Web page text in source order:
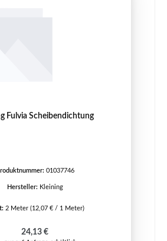
Fulvia Scheibendichtung
01037746
Hersteller: Kleining
2 Meter (12,07 € / 1 Meter)
Regulärer Preis:
24,13 €